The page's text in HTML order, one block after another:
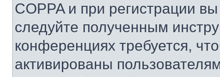
COPPA и при регистрации
следуйте полученным
конференциях требуется,
активированы